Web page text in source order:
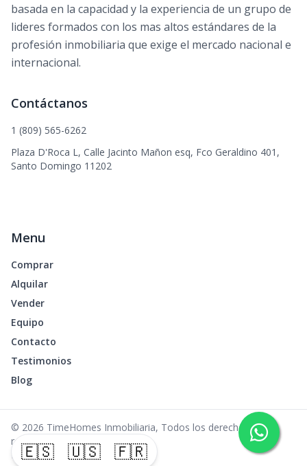
🇪🇸 🇺🇸 🇫🇷
basada en la capacidad y la experiencia de un grupo de
lideres formados con los mas altos estándares de la
profesión inmobiliaria que exige el mercado nacional e
internacional.
Contáctanos
1 (809) 565-6262
Plaza D'Roca L, Calle Jacinto Mañon esq, Fco Geraldino 401,
Santo Domingo 11202
Menu
Comprar
Alquilar
Vender
Equipo
Contacto
Testimonios
Blog
© 2026 TimeHomes Inmobiliaria, Todos los derechos
reservados
Powered by
AlterEstate